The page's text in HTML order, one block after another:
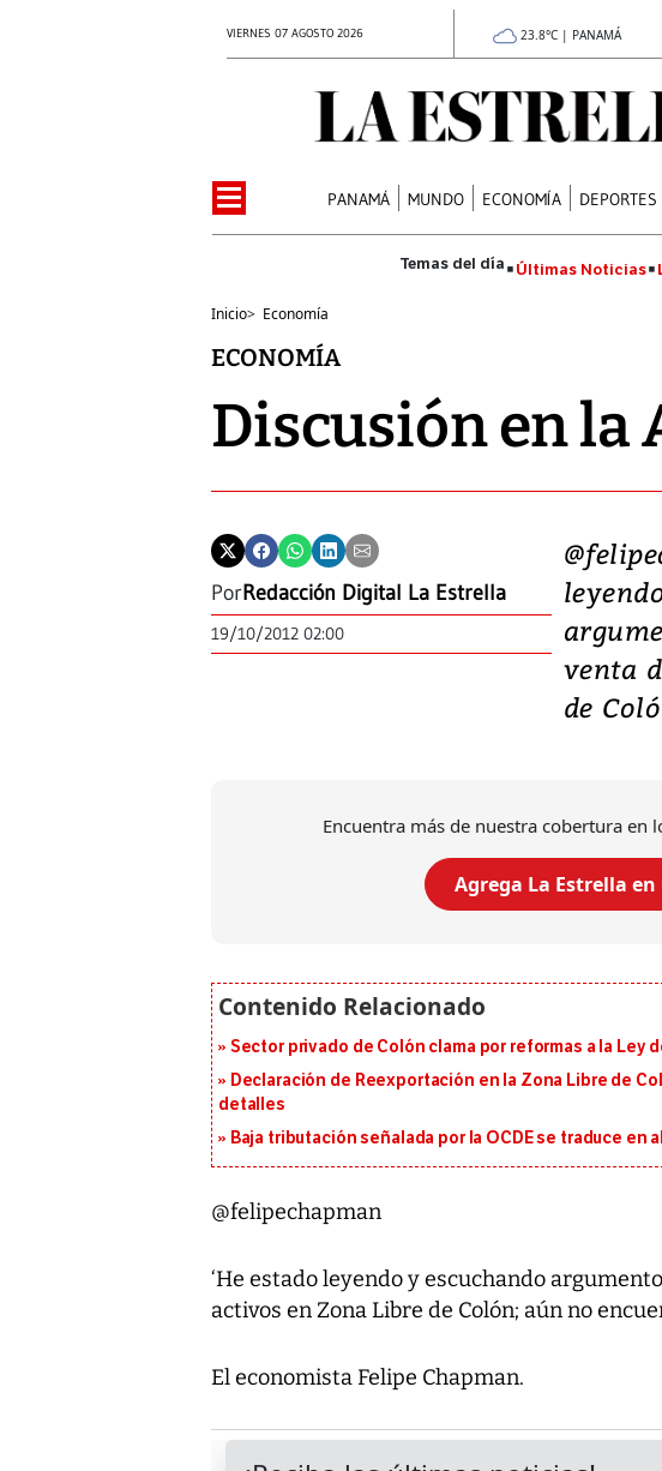
VIERNES 07 AGOSTO 2026 23.8°C | PANAMÁ
PANAMÁ MUNDO ECONOMÍA DEPORTES
Últimas Noticias
Inicio> Economía
ECONOMÍA
Discusión en la
PorRedacción Digital La Estrella
19/10/2012 02:00
venta
de
Encuentra más de nuestra cobertura en
Agrega La Estrella
Sector privado de Colón clama por reformas a la Ley
Declaración de Reexportación en la Zona Libre de
detalles
Baja tributación señalada por la OCDE se traduce
@felipechapman
‘He estado leyendo y escuchando
activos en Zona Libre de Colón; aún no
El economista Felipe Chapman.